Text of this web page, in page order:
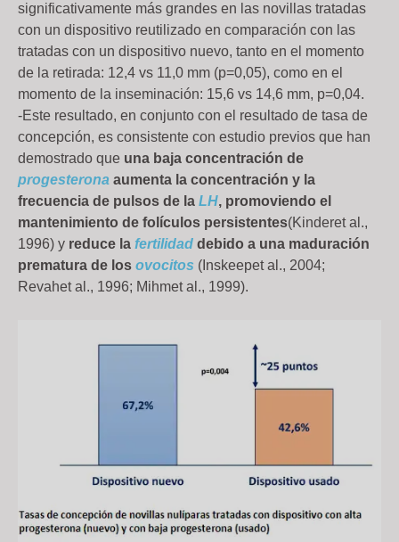
significativamente más grandes en las novillas tratadas
con un dispositivo reutilizado en comparación con las
tratadas con un dispositivo nuevo, tanto en el momento
de la retirada: 12,4 vs 11,0 mm (p=0,05), como en el
momento de la inseminación: 15,6 vs 14,6 mm, p=0,04.
-Este resultado, en conjunto con el resultado de tasa de
concepción, es consistente con estudio previos que han
demostrado que una baja concentración de
progesterona aumenta la concentración y la
frecuencia de pulsos de la LH, promoviendo el
mantenimiento de folículos persistentes(Kinderet al.,
1996) y reduce la fertilidad debido a una maduración
prematura de los ovocitos (Inskeepet al., 2004;
Revahet al., 1996; Mihmet al., 1999).